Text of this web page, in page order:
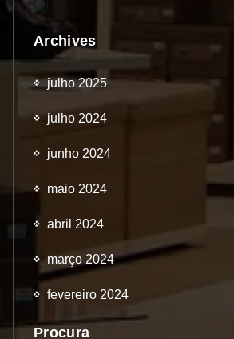
(1)
Archives
julho 2025
julho 2024
junho 2024
maio 2024
abril 2024
março 2024
fevereiro 2024
Procura